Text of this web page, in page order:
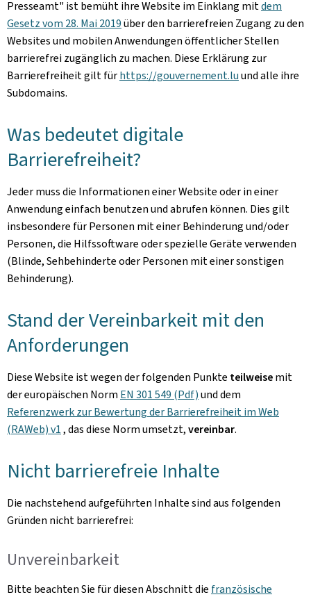
Presseamt" ist bemüht ihre Website im Einklang mitdem
Gesetz vom 28. Mai 2019über den barrierefreien Zugang zu den
Websites und mobilen Anwendungen öffentlicher Stellen
barrierefrei zugänglich zu machen. Diese Erklärung zur
Barrierefreiheit gilt fürhttps://gouvernement.luund alle ihre
Subdomains.
Was bedeutet digitale
Barrierefreiheit?
Jeder muss die Informationen einer Website oder in einer
Anwendung einfach benutzen und abrufen können. Dies gilt
insbesondere für Personen mit einer Behinderung und/oder
Personen, die Hilfssoftware oder spezielle Geräte verwenden
(Blinde, Sehbehinderte oder Personen mit einer sonstigen
Behinderung).
Stand der Vereinbarkeit mit den
Anforderungen
Diese Website ist wegen der folgenden Punkte teilweisemit
der europäischen Norm EN 301 549 (Pdf)und dem
Referenzwerk zur Bewertung der Barrierefreiheit im Web
(RAWeb) v1, das diese Norm umsetzt,vereinbar.
Nicht barrierefreie Inhalte
Die nachstehend aufgeführten Inhalte sind aus folgenden
Gründen nicht barrierefrei:
Unvereinbarkeit
Bitte beachten Sie für diesen Abschnitt die französische